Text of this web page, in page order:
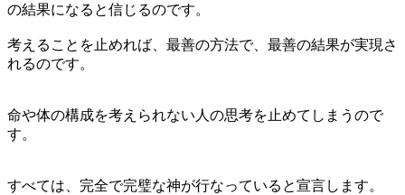
の結果になると信じるのです。
考えることを止めれば、最善の方法で、最善の結果が実現さ
れるのです。
命や体の構成を考えられない人の思考を止めてしまうので
す。
すべては、完全で完璧な神が行なっていると宣言します。